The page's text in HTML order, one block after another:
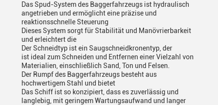
Das Spud-System des Baggerfahrzeugs ist hydraulisch
angetrieben und ermöglicht eine präzise und
reaktionsschnelle Steuerung
Dieses System sorgt für Stabilität und Manövrierbarkeit
und erleichtert die
Der Schneidtyp ist ein Saugschneidkronentyp, der
ist ideal zum Schneiden und Entfernen einer Vielzahl von
Materialien, einschließlich Sand, Ton und Felsen.
Der Rumpf des Baggerfahrzeugs besteht aus
hochwertigem Stahl und bietet
Das Schiff ist so konzipiert, dass es zuverlässig und
langlebig, mit geringem Wartungsaufwand und langer